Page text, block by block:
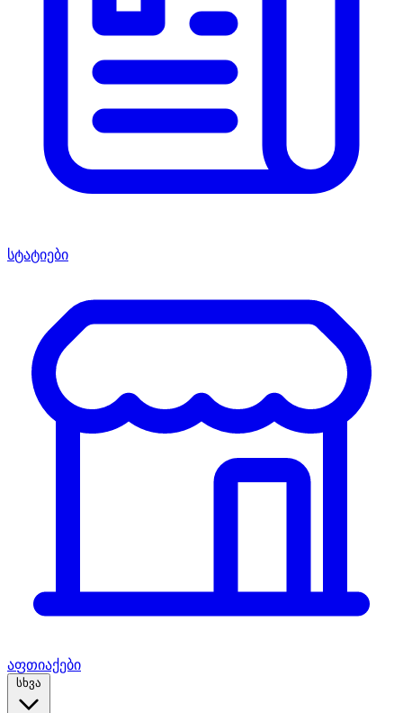
სტატიები
აფთიაქები
სხვა